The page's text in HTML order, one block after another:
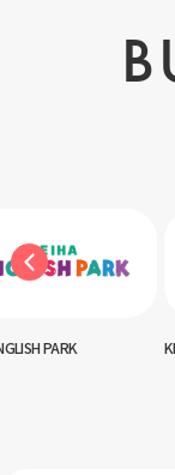
GLOBAL